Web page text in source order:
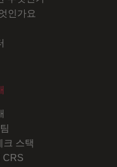
인가요
크 스택
CRS